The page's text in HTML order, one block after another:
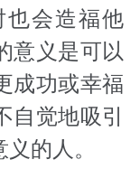
会造福他
意义是可以
成功或幸福
自觉地吸引
的人。